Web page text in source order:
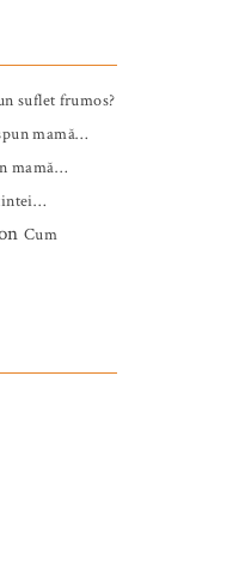
suflet frumos?
mamă…
mamă…
Cum